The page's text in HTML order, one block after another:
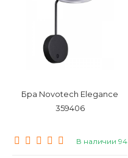
Бра Novotech Elegance
359406
В наличии 94